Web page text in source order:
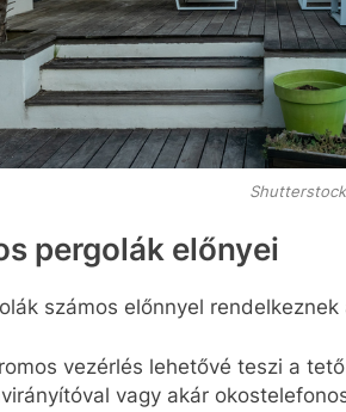
Shutterstock
pergolák előnyei
számos előnnyel
vezérlés lehetővé teszi a
vagy akár